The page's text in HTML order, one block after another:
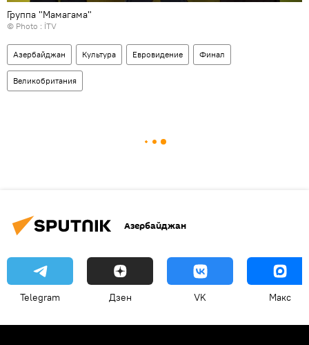
Группа "Мамагама"
© Photo : İTV
Азербайджан Культура Евровидение Финал
Великобритания
Азербайджан
Telegram Дзен VK Макс